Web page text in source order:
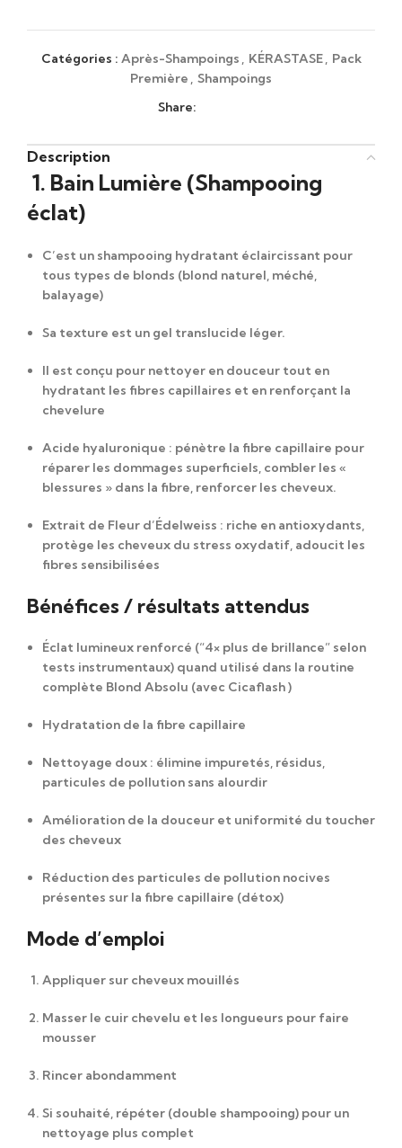
Catégories : Après-Shampoings KÉRASTASE
Pack
Première
Shampoings
Share:
Description
1. Bain Lumière (Shampooing
éclat)
C’est un shampooing hydratant éclaircissant pour
tous types de blonds (blond naturel, méché,
balayage)
Sa texture est un gel translucide léger.
Il est conçu pour nettoyer en douceur tout en
hydratant les fibres capillaires et en renforçant la
chevelure
Acide hyaluronique : pénètre la fibre capillaire pour
réparer les dommages superficiels, combler les «
blessures » dans la fibre, renforcer les cheveux.
Extrait de Fleur d’Édelweiss : riche en antioxydants,
protège les cheveux du stress oxydatif, adoucit les
fibres sensibilisées
Bénéfices / résultats attendus
Éclat lumineux renforcé (“4× plus de brillance” selon
tests instrumentaux) quand utilisé dans la routine
complète Blond Absolu (avec Cicaflash )
Hydratation de la fibre capillaire
Nettoyage doux : élimine impuretés, résidus,
particules de pollution sans alourdir
Amélioration de la douceur et uniformité du toucher
des cheveux
Réduction des particules de pollution nocives
présentes sur la fibre capillaire (détox)
Mode d’emploi
Appliquer sur cheveux mouillés
Masser le cuir chevelu et les longueurs pour faire
mousser
Rincer abondamment
Si souhaité, répéter (double shampooing) pour un
nettoyage plus complet